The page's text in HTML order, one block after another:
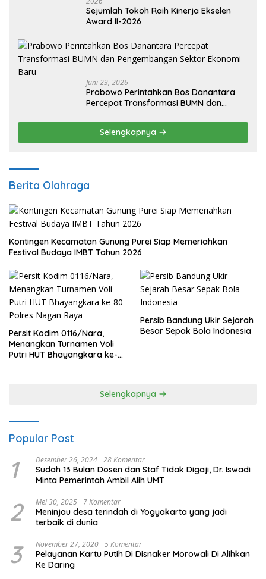
Sejumlah Tokoh Raih Kinerja Ekselen
Award II-2026
Juni 23, 2026
Prabowo Perintahkan Bos Danantara
Percepat Transformasi BUMN dan
Selengkapnya
Berita Olahraga
Kontingen Kecamatan Gunung Purei Siap Memeriahkan
Festival Budaya IMBT Tahun 2026
Persit Kodim 0116/Nara,
Menangkan Turnamen Voli
Putri HUT Bhayangkara ke-
Persib Bandung Ukir Sejarah
Besar Sepak Bola Indonesia
Selengkapnya
Popular Post
1 Desember 26, 2024 28 Komentar
Sudah 13 Bulan Dosen dan Staf Tidak Digaji, Dr. Iswadi
Minta Pemerintah Ambil Alih UMT
2 Mei 30, 2025 7 Komentar
Meninjau desa terindah di Yogyakarta yang jadi
terbaik di dunia
3 November 27, 2020 5 Komentar
Pelayanan Kartu Putih Di Disnaker Morowali Di Alihkan
Ke Daring